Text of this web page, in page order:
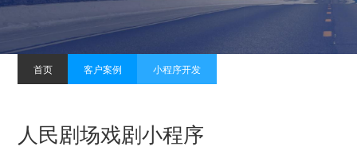
首页 客户案例 小程序开发
人民剧场戏剧小程序